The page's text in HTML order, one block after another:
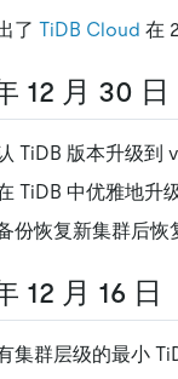
了 TiDB Cloud 在
12 月 30 日
TiDB 版本升级到
TiDB 中优雅地升
份恢复新集群后恢
12 月 16 日
集群层级的最小